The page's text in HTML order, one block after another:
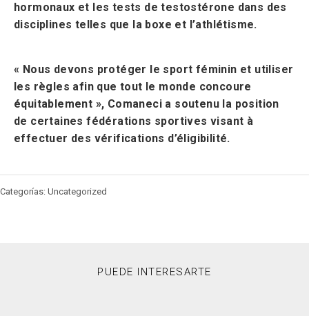
hormonaux et les tests de testostérone dans des
disciplines telles que la boxe et l’athlétisme.
« Nous devons protéger le sport féminin et utiliser
les règles afin que tout le monde concoure
équitablement », Comaneci a soutenu la position
de certaines fédérations sportives visant à
effectuer des vérifications d’éligibilité.
Categorías: Uncategorized
PUEDE INTERESARTE